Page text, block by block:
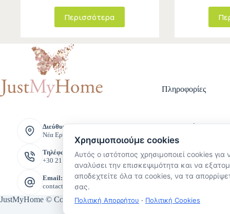
Περισσότερα
Διεύθυνση:
Νέα Ερυθραία, Ελλάδα
Τηλέφωνο:
+30 211 221 8888
Email:
contact@justmyhome.gr
Πληροφορίες
Τρόποι
Όροι και
Πολιτική
Προσωπικών
JustMyHome © Copyright 2026
Χρησιμοποιούμε cookies
Αυτός ο ιστότοπος χρησιμοποιεί cookies
αναλύσει την επισκεψιμότητα και να
αποδεχτείτε όλα τα cookies, να τα
σας.
Πολιτική Απορρήτου · Πολιτική Cookies